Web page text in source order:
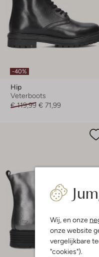
Wij, en onze
onze website
vergelijkbare
"cookies").
-40%
Hip
Veterboots
€ 119,99 € 71,99